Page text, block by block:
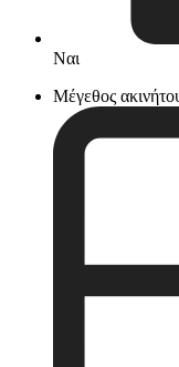
Ναι
Μέγεθος